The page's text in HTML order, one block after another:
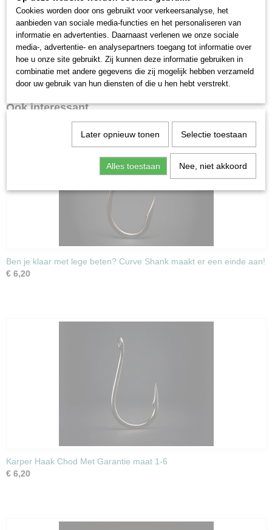
Hengelsport winkel MG Sinkers groet u en wenst
u veel plezier met uw aankopen.
Ook interessant
Ben je klaar met lege beten? Curve Shank maakt er een einde aan!
€ 6,20
Karper Haak Chod Met Garantie maat 1-6
€ 6,20
Cookies worden door ons gebruikt voor verkeersanalyse, het
aanbieden van sociale media-functies en het personaliseren van
informatie en advertenties. Daarnaast verlenen we onze sociale
media-, advertentie- en analysepartners toegang tot informatie over
hoe u onze site gebruikt. Zij kunnen deze informatie gebruiken in
combinatie met andere gegevens die zij mogelijk hebben verzameld
door uw gebruik van hun diensten of die u hen hebt verstrekt.
Later opnieuw tonen Selectie toestaan
Alles toestaan Nee, niet akkoord